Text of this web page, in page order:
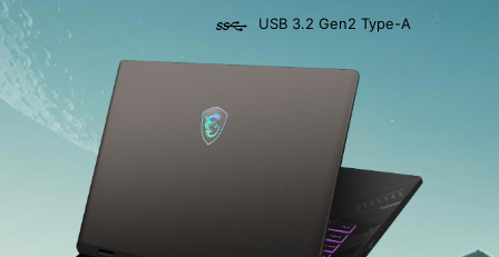
USB 3.2 Gen2 Type-A